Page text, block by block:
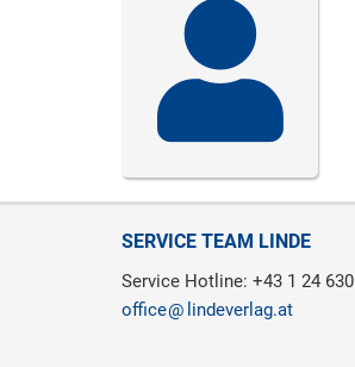
SERVICE TEAM LINDE
Service Hotline: +43 1 24 630
office
lindeverlag.at